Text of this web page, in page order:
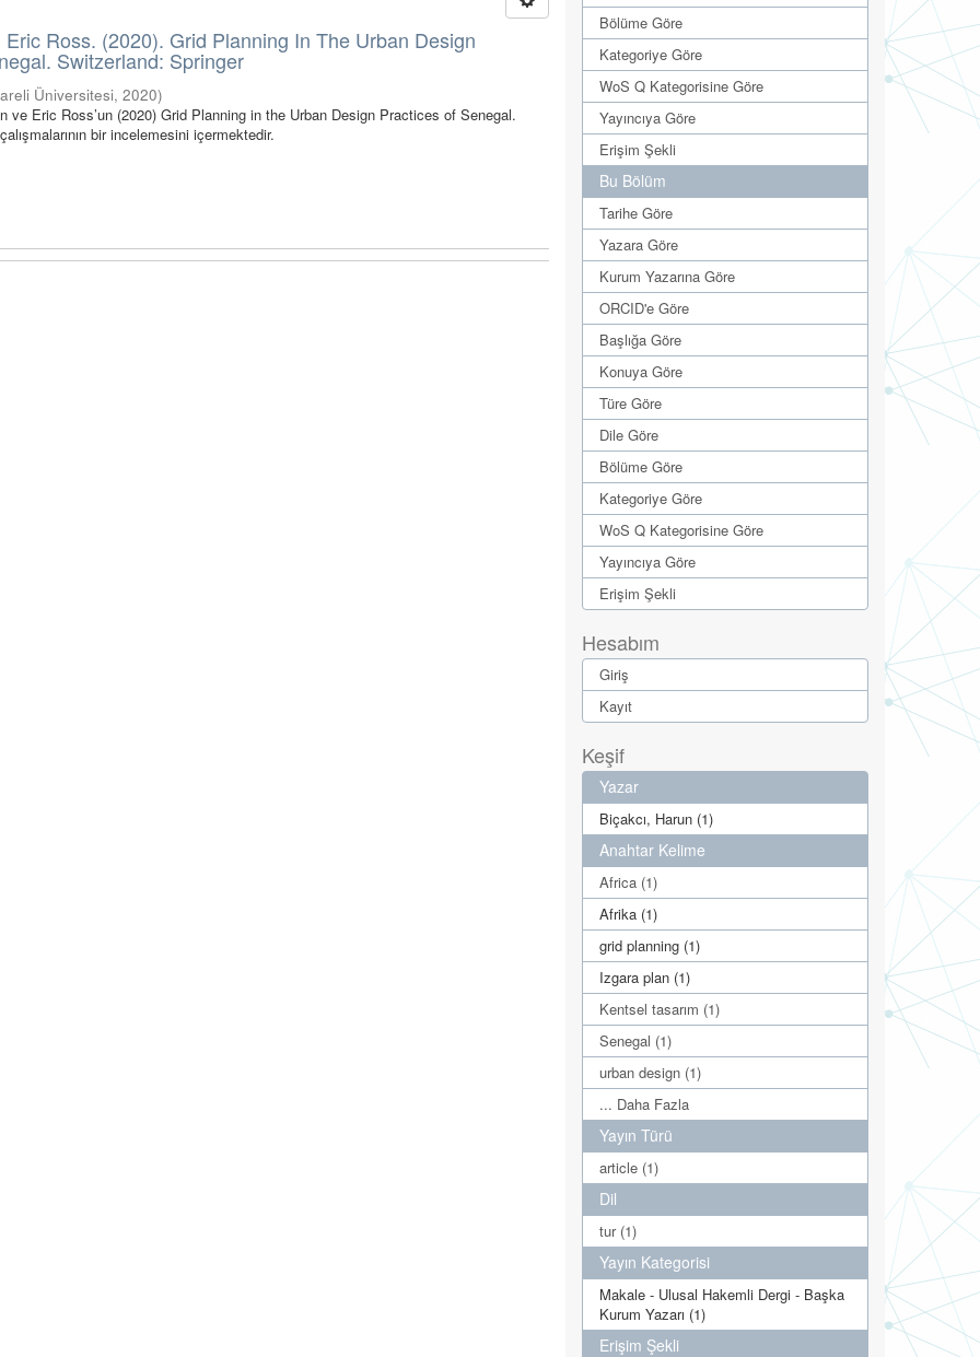
Ross. (2020). Grid Planning In The Urban Design
Switzerland: Springer
Üniversitesi,2020)
ve Eric Ross’un (2020) Grid Planning in the Urban Design Practices of Senegal.
bir incelemesini içermektedir.
Bölüme Göre
Kategoriye Göre
WoS Q Kategorisine Göre
Yayıncıya Göre
Erişim Şekli
Bu Bölüm
Tarihe Göre
Yazara Göre
Kurum Yazarına Göre
ORCID'e Göre
Başlığa Göre
Konuya Göre
Türe Göre
Dile Göre
Bölüme Göre
Kategoriye Göre
WoS Q Kategorisine Göre
Yayıncıya Göre
Erişim Şekli
Hesabım
Giriş
Kayıt
Keşif
Yazar
Biçakcı, Harun (1)
Anahtar Kelime
Africa (1)
Afrika (1)
grid planning (1)
Izgara plan (1)
Kentsel tasarım (1)
Senegal (1)
urban design (1)
... Daha Fazla
Yayın Türü
article (1)
Dil
tur (1)
Yayın Kategorisi
Makale - Ulusal Hakemli Dergi - Başka
Kurum Yazarı (1)
Erişim Şekli